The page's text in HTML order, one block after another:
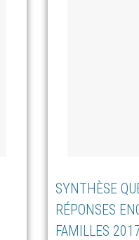
SYNTHÈSE
RÉPONSES
FAMILLES